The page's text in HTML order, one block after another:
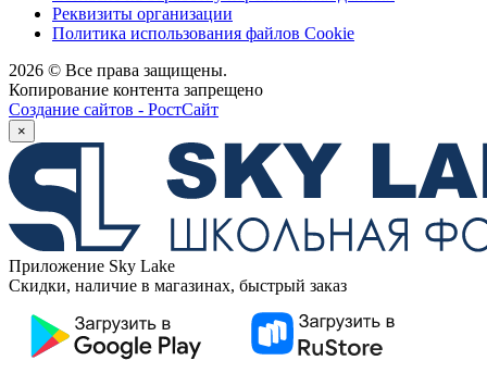
Реквизиты организации
Политика использования файлов Cookie
2026 © Все права защищены.
Копирование контента запрещено
Создание сайтов - РостСайт
×
Приложение Sky Lake
Скидки, наличие в магазинах, быстрый заказ